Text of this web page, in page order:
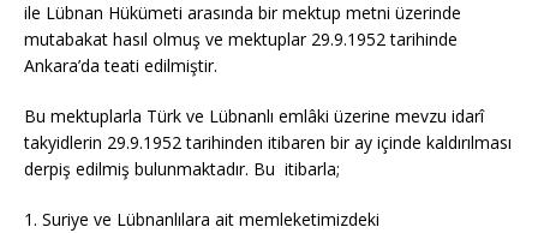
ile Lübnan Hükümeti arasında bir mektup metni üzerinde
mutabakat hasıl olmuş ve mektuplar 29.9.1952 tarihinde
Ankara’da teati edilmiştir.
Bu mektuplarla Türk ve Lübnanlı emlâki üzerine mevzu idarî
takyidlerin 29.9.1952 tarihinden itibaren bir ay içinde kaldırılması
derpiş edilmiş bulunmaktadır. Bu itibarla;
1. Suriye ve Lübnanlılara ait memleketimizdeki